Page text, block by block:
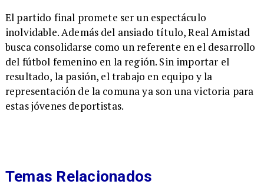
El partido final promete ser un espectáculo
inolvidable. Además del ansiado título, Real Amistad
busca consolidarse como un referente en el desarrollo
del fútbol femenino en la región. Sin importar el
resultado, la pasión, el trabajo en equipo y la
representación de la comuna ya son una victoria para
estas jóvenes deportistas.
Temas Relacionados